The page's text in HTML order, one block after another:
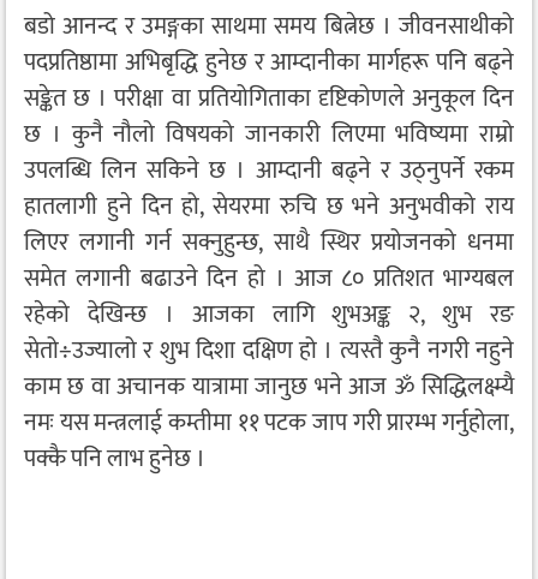
बडो आनन्द र उमङ्गका साथमा समय बित्नेछ । जीवनसाथीको
पदप्रतिष्ठामा अभिबृद्धि हुनेछ र आम्दानीका मार्गहरू पनि बढ्ने
सङ्केत छ । परीक्षा वा प्रतियोगिताका दृष्टिकोणले अनुकूल दिन
छ । कुनै नौलो विषयको जानकारी लिएमा भविष्यमा राम्रो
उपलब्धि लिन सकिने छ । आम्दानी बढ्ने र उठ्नुपर्ने रकम
हातलागी हुने दिन हो, सेयरमा रुचि छ भने अनुभवीको राय
लिएर लगानी गर्न सक्नुहुन्छ, साथै स्थिर प्रयोजनको धनमा
समेत लगानी बढाउने दिन हो । आज ८० प्रतिशत भाग्यबल
रहेको देखिन्छ । आजका लागि शुभअङ्क २, शुभ रङ
सेतो÷उज्यालो र शुभ दिशा दक्षिण हो । त्यस्तै कुनै नगरी नहुने
काम छ वा अचानक यात्रामा जानुछ भने आज ॐ सिद्धिलक्ष्म्यै
नमः यस मन्त्रलाई कम्तीमा ११ पटक जाप गरी प्रारम्भ गर्नुहोला,
पक्कै पनि लाभ हुनेछ ।